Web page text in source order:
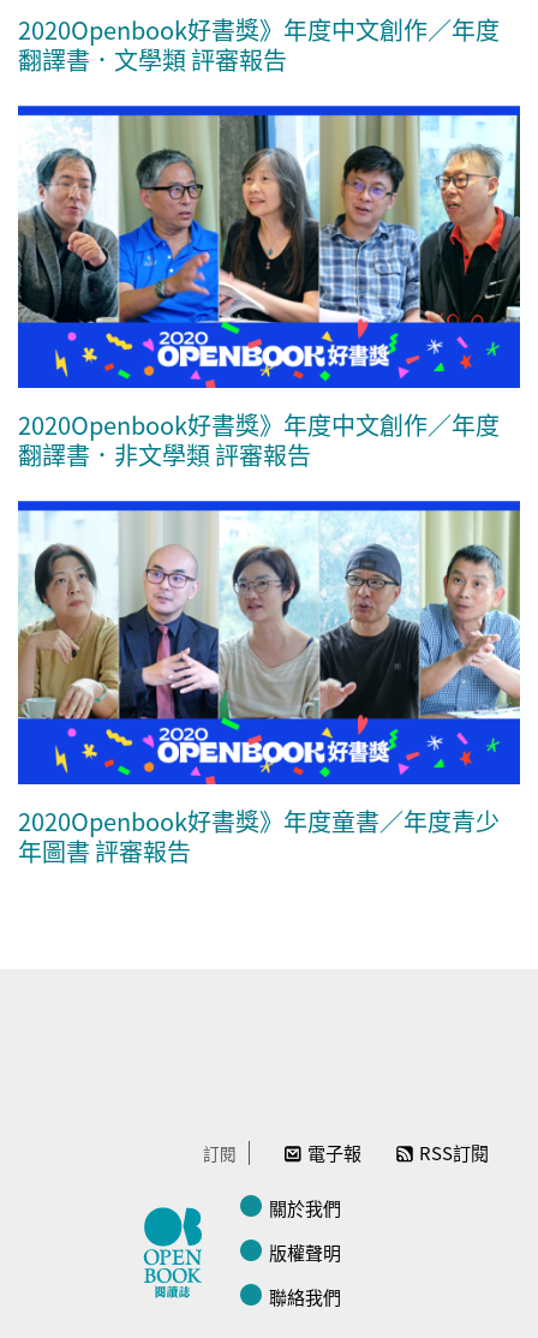
2020Openbook好書獎》年度中文創作／年度
翻譯書．文學類 評審報告
2020Openbook好書獎》年度中文創作／年度
翻譯書．非文學類 評審報告
2020Openbook好書獎》年度童書／年度青少
年圖書 評審報告
訂閱 電子報 RSS訂閱
關於我們
版權聲明
聯絡我們